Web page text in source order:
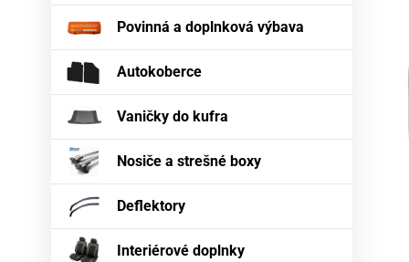
Povinná a doplnková výbava
Autokoberce
Vaničky do kufra
Nosiče a strešné boxy
Deflektory
Interiérové doplnky